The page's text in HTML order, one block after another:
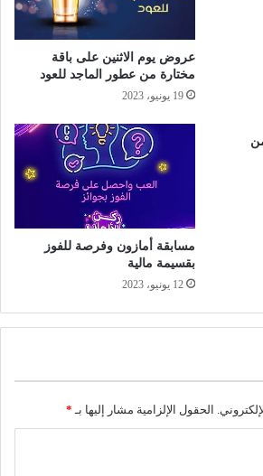
عروض يوم الاثنين على باقة
مختارة من عطور الماجد للعود
19 يونيو، 2023
مسابقة أمازون وفرصة للفوز
بقسيمة مالية
12 يونيو، 2023
الحقول الإلزامية مشار إليها بـ *